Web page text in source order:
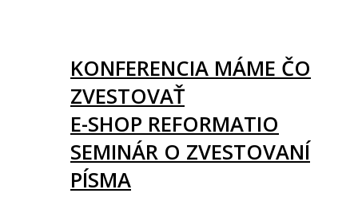
KONFERENCIA MÁME ČO
ZVESTOVAŤ
E-SHOP REFORMATIO
SEMINÁR O ZVESTOVANÍ
PÍSMA